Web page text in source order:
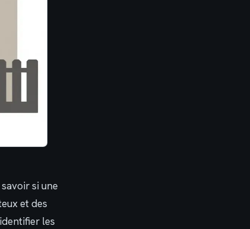
si une
et des
les